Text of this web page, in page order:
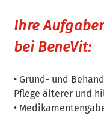
Ihre
bei BeneVit:
• Grund- und
Pflege älterer und
•